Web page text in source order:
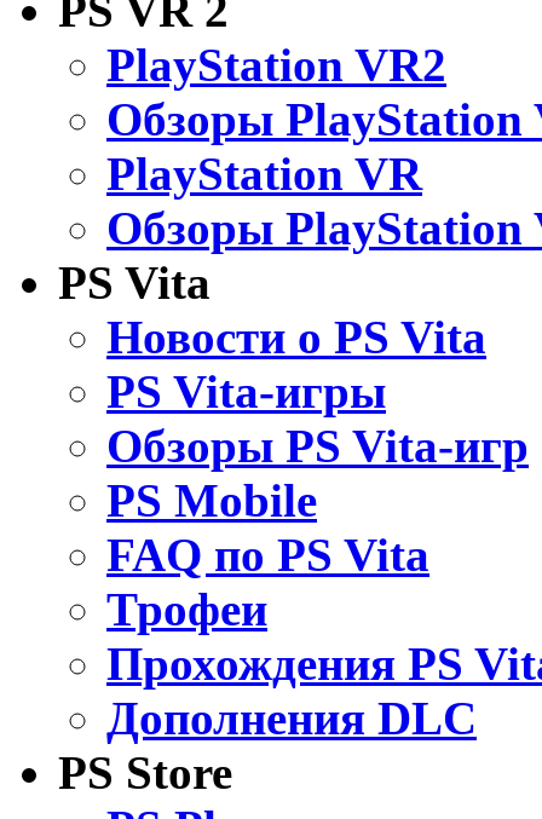
PS VR 2
PlayStation VR2
Обзоры PlayStation
PlayStation VR
Обзоры PlayStation
PS Vita
Новости о PS Vita
PS Vita-игры
Обзоры PS Vita-игр
PS Mobile
FAQ по PS Vita
Трофеи
Прохождения PS
Дополнения DLC
PS Store